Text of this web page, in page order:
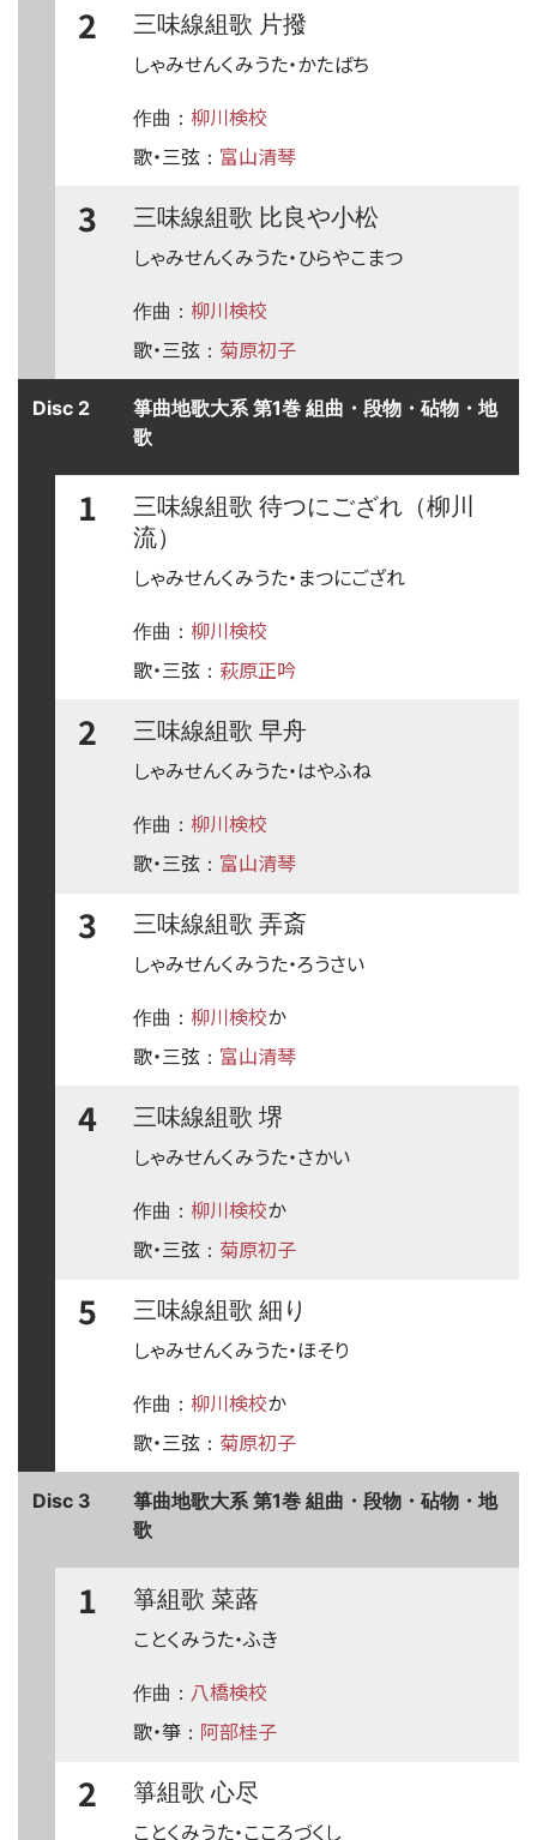
2
三味線組歌 片撥
しゃみせんくみうた・かたばち
作曲： 柳川検校
歌・三弦 ： 富山清琴
3
三味線組歌 比良や小松
しゃみせんくみうた・ひらやこまつ
作曲： 柳川検校
歌・三弦 ： 菊原初子
Disc 2
箏曲地歌大系 第1巻 組曲・段物・砧物・地
歌
1
三味線組歌 待つにござれ（柳川
流）
しゃみせんくみうた・まつにござれ
作曲： 柳川検校
歌・三弦 ： 萩原正吟
2
三味線組歌 早舟
しゃみせんくみうた・はやふね
作曲： 柳川検校
歌・三弦 ： 富山清琴
3
三味線組歌 弄斎
しゃみせんくみうた・ろうさい
作曲： 柳川検校か
歌・三弦 ： 富山清琴
4
三味線組歌 堺
しゃみせんくみうた・さかい
作曲： 柳川検校か
歌・三弦 ： 菊原初子
5
三味線組歌 細り
しゃみせんくみうた・ほそり
作曲： 柳川検校か
歌・三弦 ： 菊原初子
Disc 3
箏曲地歌大系 第1巻 組曲・段物・砧物・地
歌
1
箏組歌 菜蕗
ことくみうた・ふき
作曲： 八橋検校
歌・箏 ： 阿部桂子
2
箏組歌 心尽
ことくみうた・こころづくし